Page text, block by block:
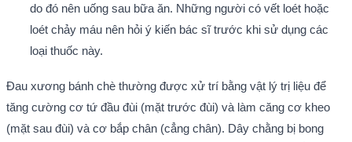
do đó nên uống sau bữa ăn. Những người có vết loét hoặc
loét chảy máu nên hỏi ý kiến bác sĩ trước khi sử dụng các
loại thuốc này.
Đau xương bánh chè thường được xử trí bằng vật lý trị liệu để
tăng cường cơ tứ đầu đùi (mặt trước đùi) và làm căng cơ kheo
(mặt sau đùi) và cơ bắp chân (cẳng chân). Dây chằng bị bong